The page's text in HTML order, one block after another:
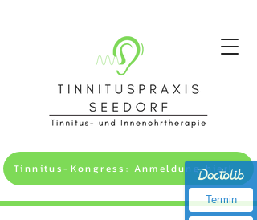
Tinnitus-Kongress: Anmeldung hier! >>
Termin